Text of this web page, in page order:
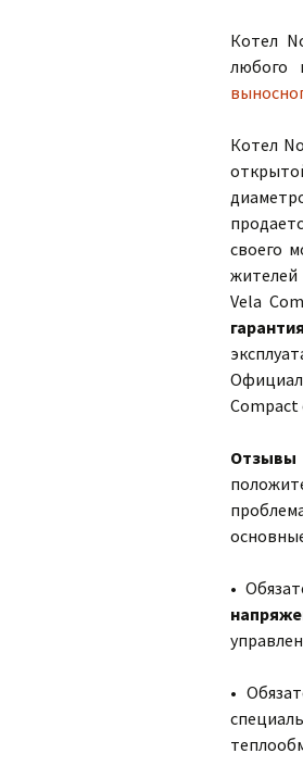
Котел
любого
Котел
своего
Vela
•
•